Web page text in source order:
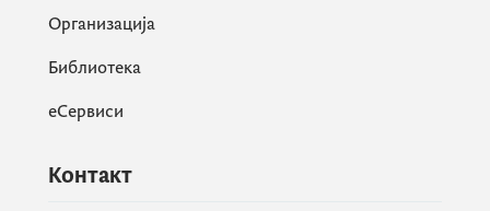
Организација
Библиотека
еСервиси
Контакт